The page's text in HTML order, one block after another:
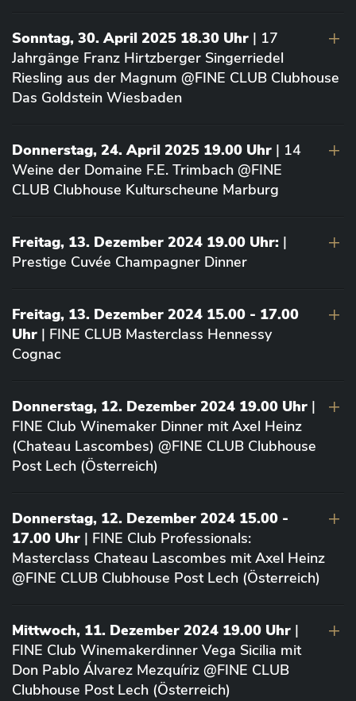
Sonntag, 30. April 2025 18.30 Uhr | 17
Jahrgänge Franz Hirtzberger Singerriedel
Riesling aus der Magnum @FINE CLUB Clubhouse
Das Goldstein Wiesbaden
Donnerstag, 24. April 2025 19.00 Uhr | 14
Weine der Domaine F.E. Trimbach @FINE
CLUB Clubhouse Kulturscheune Marburg
Freitag, 13. Dezember 2024 19.00 Uhr: |
Prestige Cuvée Champagner Dinner
Freitag, 13. Dezember 2024 15.00 - 17.00
Uhr | FINE CLUB Masterclass Hennessy
Cognac
Donnerstag, 12. Dezember 2024 19.00 Uhr |
FINE Club Winemaker Dinner mit Axel Heinz
(Chateau Lascombes) @FINE CLUB Clubhouse
Post Lech (Österreich)
Donnerstag, 12. Dezember 2024 15.00 -
17.00 Uhr | FINE Club Professionals:
Masterclass Chateau Lascombes mit Axel Heinz
@FINE CLUB Clubhouse Post Lech (Österreich)
Mittwoch, 11. Dezember 2024 19.00 Uhr |
FINE Club Winemakerdinner Vega Sicilia mit
Don Pablo Álvarez Mezquíriz @FINE CLUB
Clubhouse Post Lech (Österreich)